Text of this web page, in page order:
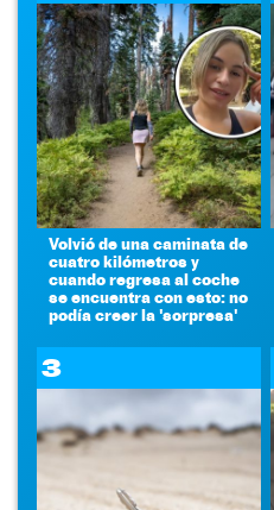
Volvió de una caminata de
cuatro kilómetros y
cuando regresa al coche
se encuentra con esto: no
podía creer la 'sorpresa'
3